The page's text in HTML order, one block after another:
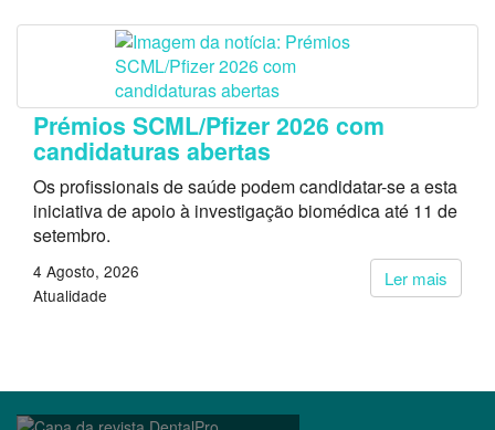
Prémios SCML/Pfizer 2026 com
candidaturas abertas
Os profissionais de saúde podem candidatar-se a esta
iniciativa de apoio à investigação biomédica até 11 de
setembro.
Ler mais
4 Agosto, 2026
Atualidade